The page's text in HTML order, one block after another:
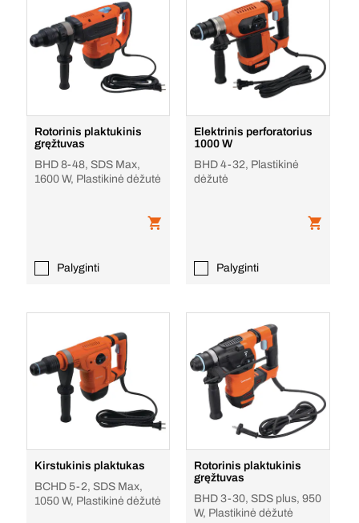
Rotorinis plaktukinis
gręžtuvas
BHD 8-48, SDS Max,
1600 W, Plastikinė dėžutė
Palyginti
Elektrinis perforatorius
1000 W
BHD 4-32, Plastikinė
dėžutė
Palyginti
Kirstukinis plaktukas
BCHD 5-2, SDS Max,
1050 W, Plastikinė dėžutė
Rotorinis plaktukinis
gręžtuvas
BHD 3-30, SDS plus, 950
W, Plastikinė dėžutė